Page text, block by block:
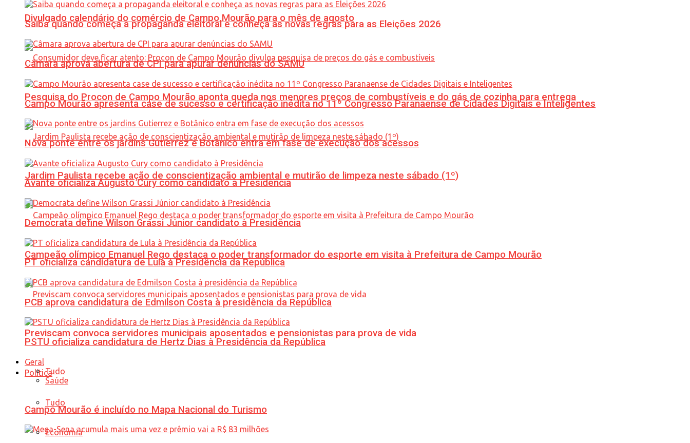
Divulgado calendário do comércio de Campo Mourão para o mês de agosto
Pesquisa do Procon de Campo Mourão aponta queda nos menores preços de combustíveis e do gás de cozinha para entrega
Jardim Paulista recebe ação de conscientização ambiental e mutirão de limpeza neste sábado (1º)
Campeão olímpico Emanuel Rego destaca o poder transformador do esporte em visita à Prefeitura de Campo Mourão
Previscam convoca servidores municipais aposentados e pensionistas para prova de vida
Política
Tudo
Economia
Saiba quando começa a propaganda eleitoral e conheça as novas regras para as Eleições 2026
Câmara aprova abertura de CPI para apurar denúncias do SAMU
Campo Mourão apresenta case de sucesso e certificação inédita no 11º Congresso Paranaense de Cidades Digitais e Inteligentes
Nova ponte entre os jardins Gutierrez e Botânico entra em fase de execução dos acessos
Avante oficializa Augusto Cury como candidato à Presidência
Democrata define Wilson Grassi Júnior candidato à Presidência
PT oficializa candidatura de Lula à Presidência da República
PCB aprova candidatura de Edmilson Costa à presidência da República
PSTU oficializa candidatura de Hertz Dias à Presidência da República
Geral
Tudo
Saúde
Campo Mourão é incluído no Mapa Nacional do Turismo